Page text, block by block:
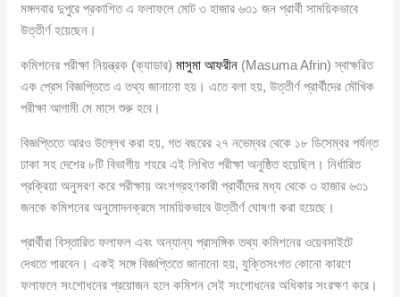
মঙ্গলবার দুপুরে প্রকাশিত এ ফলাফলে মোট ৩ হাজার ৬৩১ জন প্রার্থী সাময়িকভাবে
উত্তীর্ণ হয়েছেন।
কমিশনের পরীক্ষা নিয়ন্ত্রক (ক্যাডার)মাসুমা আফরীন (Masuma Afrin) স্বাক্ষরিত
এক প্রেস বিজ্ঞপ্তিতে এ তথ্য জানানো হয়। এতে বলা হয়, উত্তীর্ণ প্রার্থীদের মৌখিক
পরীক্ষা আগামী মে মাসে শুরু হবে।
বিজ্ঞপ্তিতে আরও উল্লেখ করা হয়, গত বছরের ২৭ নভেম্বর থেকে ১৮ ডিসেম্বর পর্যন্ত
ঢাকা সহ দেশের ৮টি বিভাগীয় শহরে এই লিখিত পরীক্ষা অনুষ্ঠিত হয়েছিল। নির্ধারিত
প্রক্রিয়া অনুসরণ করে পরীক্ষায় অংশগ্রহণকারী প্রার্থীদের মধ্য থেকে ৩ হাজার ৬৩১
জনকে কমিশনের অনুমোদনক্রমে সাময়িকভাবে উত্তীর্ণ ঘোষণা করা হয়েছে।
প্রার্থীরা বিস্তারিত ফলাফল এবং অন্যান্য প্রাসঙ্গিক তথ্য কমিশনের ওয়েবসাইটে
দেখতে পারবেন। একই সঙ্গে বিজ্ঞপ্তিতে জানানো হয়, যুক্তিসংগত কোনো কারণে
ফলাফলে সংশোধনের প্রয়োজন হলে কমিশন সেই সংশোধনের অধিকার সংরক্ষণ করে।